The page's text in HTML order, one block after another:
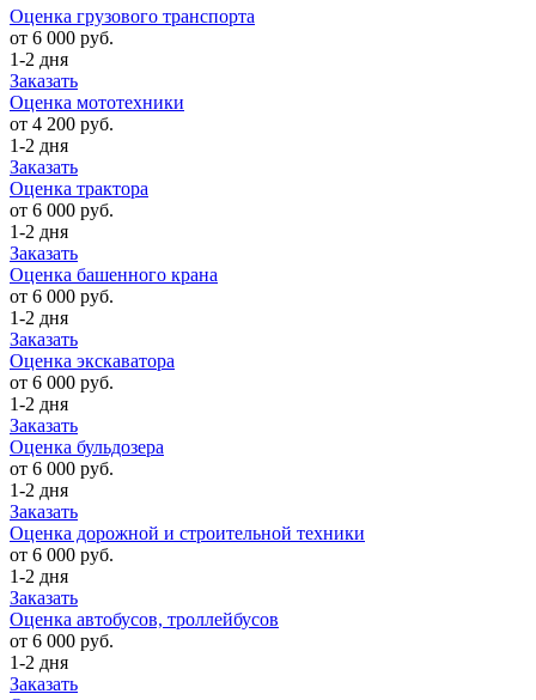
Оценка грузового транспорта
от 6 000 руб.
1-2 дня
Заказать
Оценка мототехники
от 4 200 руб.
1-2 дня
Заказать
Оценка трактора
от 6 000 руб.
1-2 дня
Заказать
Оценка башенного крана
от 6 000 руб.
1-2 дня
Заказать
Оценка экскаватора
от 6 000 руб.
1-2 дня
Заказать
Оценка бульдозера
от 6 000 руб.
1-2 дня
Заказать
Оценка дорожной и строительной техники
от 6 000 руб.
1-2 дня
Заказать
Оценка автобусов, троллейбусов
от 6 000 руб.
1-2 дня
Заказать